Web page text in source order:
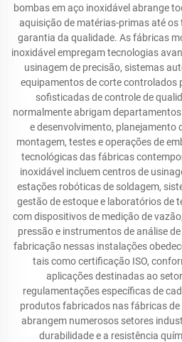
bombas em aço inoxidável abrange
aquisição de matérias-primas até
garantia da qualidade. As fábricas
inoxidável empregam tecnologias
usinagem de precisão, sistemas
equipamentos de corte controlados
sofisticadas de controle de
normalmente abrigam
e desenvolvimento, planejamento
montagem, testes e operações de
tecnológicas das fábricas
inoxidável incluem centros de
estações robóticas de soldagem,
gestão de estoque e laboratórios de
com dispositivos de medição de
pressão e instrumentos de análise
fabricação nessas instalações
tais como certificação ISO,
aplicações destinadas ao
regulamentações específicas de
produtos fabricados nas fábricas de
abrangem numerosos setores
durabilidade e a resistência